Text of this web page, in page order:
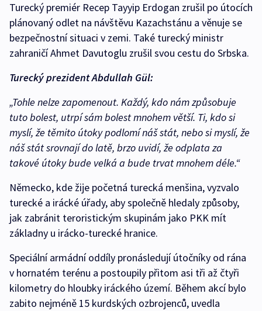
Turecký premiér Recep Tayyip Erdogan zrušil po útocích
plánovaný odlet na návštěvu Kazachstánu a věnuje se
bezpečnostní situaci v zemi. Také turecký ministr
zahraničí Ahmet Davutoglu zrušil svou cestu do Srbska.
Turecký prezident Abdullah Gül:
„Tohle nelze zapomenout. Každý, kdo nám způsobuje
tuto bolest, utrpí sám bolest mnohem větší. Ti, kdo si
myslí, že těmito útoky podlomí náš stát, nebo si myslí, že
náš stát srovnají do latě, brzo uvidí, že odplata za
takové útoky bude velká a bude trvat mnohem déle.“
Německo, kde žije početná turecká menšina, vyzvalo
turecké a irácké úřady, aby společně hledaly způsoby,
jak zabránit teroristickým skupinám jako PKK mít
základny u irácko-turecké hranice.
Speciální armádní oddíly pronásledují útočníky od rána
v hornatém terénu a postoupily přitom asi tři až čtyři
kilometry do hloubky iráckého území. Během akcí bylo
zabito nejméně 15 kurdských ozbrojenců, uvedla